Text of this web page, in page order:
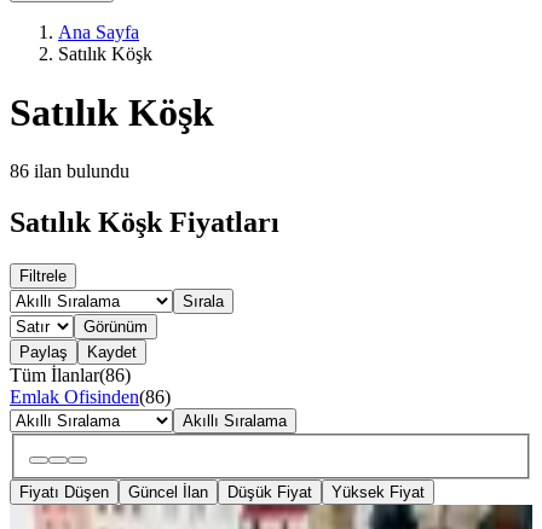
Ana Sayfa
Satılık Köşk
Satılık Köşk
86 ilan bulundu
Satılık Köşk Fiyatları
Filtrele
Sırala
Görünüm
Paylaş
Kaydet
Tüm İlanlar(86)
Emlak Ofisinden(86)
Akıllı Sıralama
Fiyatı Düşen Güncel İlan Düşük Fiyat Yüksek Fiyat
YENİ